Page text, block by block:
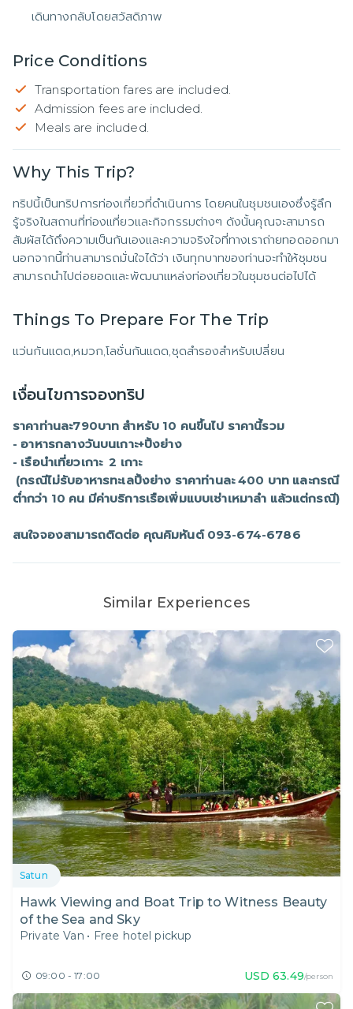
เดินทางกลับโดยสวัสดิภาพ
Price Conditions
Transportation fares are included.
Admission fees are included.
Meals are included.
Why This Trip?
ทริปนี้เป็นทริปการท่องเที่ยวที่ดำเนินการ โดยคนในชุมชนเองซึ่งรู้ลึก
รู้จริงในสถานที่ท่องแที่ยวและกิจกรรมต่างๆ ดังนั้นคุณจะสามารถ
สัมผัสได้ถึงความเป็นกันเองและความจริงใจที่ทางเราถ่ายทอดออกมา
นอกจากนี้ท่านสามารถมั่นใจได้ว่า เงินทุกบาทของท่านจะทำให้ชุมชน
สามารถนำไปต่อยอดและพัฒนาแหล่งท่องเที่ยวในชุมชนต่อไปได้
Things To Prepare For The Trip
แว่นกันแดด,หมวก,โลชั่นกันแดด,ชุดสำรองสำหรับเปลี่ยน
เงื่อนไขการจองทริป
ราคาท่านละ790บาท สำหรับ 10 คนขึ้นไป ราคานี้รวม
- อาหารกลางวันบนเกาะ+ปิ้งย่าง
- เรือนำเที่ยวเกาะ  2 เกาะ
ต่ำกว่า 10 คน มีค่าบริการเรือเพิ่มแบบเช่าเหมาลำ แล้วแต่กรณี)
สนใจจองสามารถติดต่อ คุณคิมหันต์ 093-674-6786
Similar Experiences
Satun
Hawk Viewing and Boat Trip to Witness Beauty
of the Sea and Sky
Private Van • Free hotel pickup
09:00 - 17:00 USD 63.49/person